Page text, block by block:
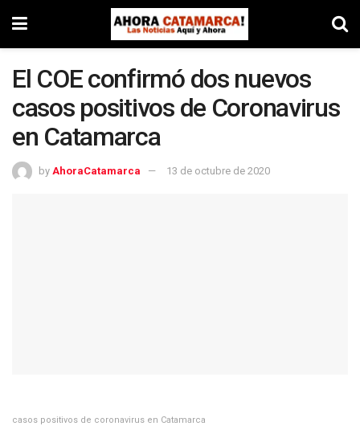
El COE confirmó dos nuevos
casos positivos de Coronavirus
en Catamarca
by AhoraCatamarca 13 de octubre de 2020
casos positivos de coronavirus en Catamarca